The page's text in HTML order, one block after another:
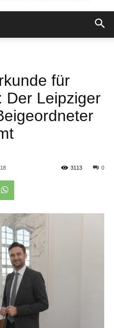
für
Der Leipziger
0
3113